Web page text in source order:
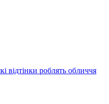
відтінки роблять обличчя